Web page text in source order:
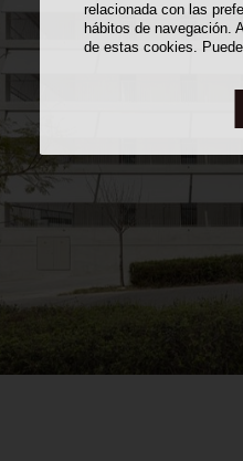
relacionada con las
hábitos de navegación.
de estas cookies.